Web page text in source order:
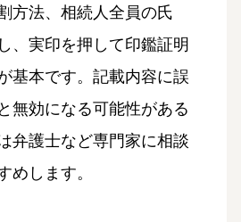
方法、相続人全員の氏
、実印を押して印鑑証明
基本です。記載内容に誤
無効になる可能性がある
弁護士など専門家に相談
めします。